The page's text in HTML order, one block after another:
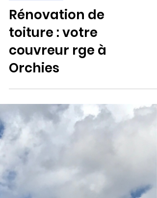
Rénovation de
toiture : votre
couvreur rge à
Orchies